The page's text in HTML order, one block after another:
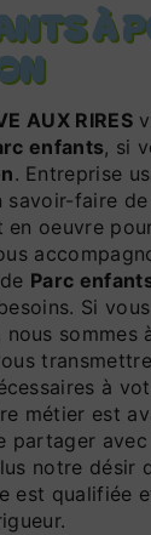
À
AUX RIRES
enfants, si
. Entreprise
savoir-faire
oeuvre
Parc
Si
nous sommes
à
métier est
partager
notre désir
est qualifiée